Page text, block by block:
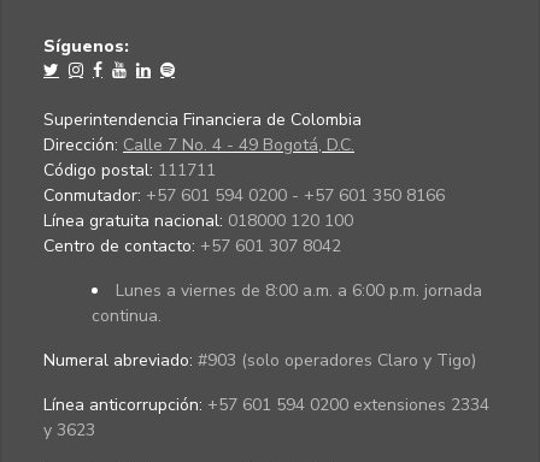
Síguenos:
Superintendencia Financiera de Colombia
Dirección: Calle 7 No. 4 - 49 Bogotá, D.C.
Código postal: 111711
Conmutador: +57 601 594 0200 - +57 601 350 8166
Línea gratuita nacional: 018000 120 100
Centro de contacto: +57 601 307 8042
Lunes a viernes de 8:00 a.m. a 6:00 p.m. jornada
continua.
Numeral abreviado: #903 (solo operadores Claro y Tigo)
Línea anticorrupción: +57 601 594 0200 extensiones 2334
y 3623